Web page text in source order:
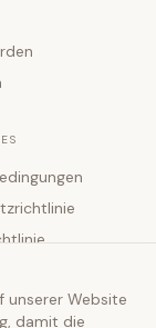
unserer Website
damit die